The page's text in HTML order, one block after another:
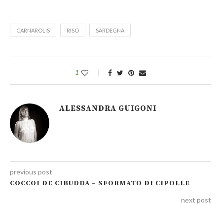
CARNAROLIS RISO SARDEGNA
1
ALESSANDRA GUIGONI
previous post
COCCOI DE CIBUDDA – SFORMATO DI CIPOLLE
next post